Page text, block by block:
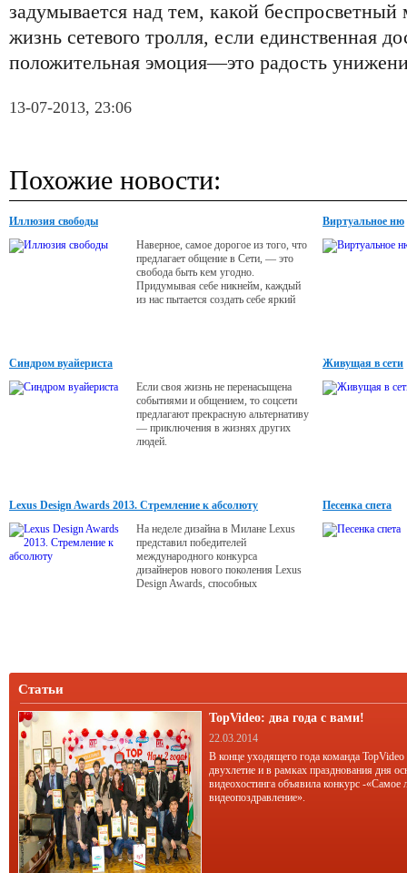
задумывается над тем, какой беспросветный
жизнь сетевого тролля, если единственная
положительная эмоция—это радость
13-07-2013, 23:06
Похожие новости:
Иллюзия свободы
Наверное, самое дорогое из того, что
предлагает общение в Сети, — это
свобода быть кем угодно.
Придумывая себе никнейм, каждый
из нас пытается создать себе яркий
Виртуальное ню
Синдром вуайериста
Если своя жизнь не перенасыщена
событиями и общением, то соцсети
предлагают прекрасную альтернативу
— приключения в жизнях других
людей.
Живущая в сети
Lexus Design Awards 2013. Стремление к абсолюту
На неделе дизайна в Милане Lexus
представил победителей
международного конкурса
дизайнеров нового поколения Lexus
Design Awards, способных
Песенка спета
Статьи
TopVideo: два года с вами!
22.03.2014
В конце уходящего года команда TopVideo
двухлетие и в рамках празднования дня
видеохостинга объявила конкурс -«Самое
видеопоздравление».